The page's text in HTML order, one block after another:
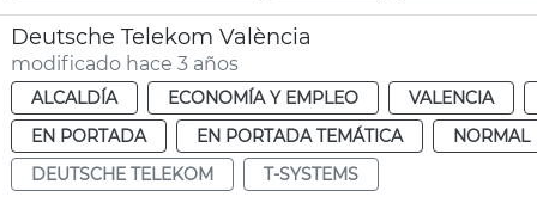
Deutsche Telekom València
modificado hace 3 años
ALCALDÍA ECONOMÍA Y EMPLEO VALENCIA
EN PORTADA
EN PORTADA TEMÁTICA NORMAL
DEUTSCHE TELEKOM
T-SYSTEMS